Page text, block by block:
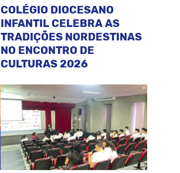
COLÉGIO DIOCESANO
INFANTIL CELEBRA AS
TRADIÇÕES NORDESTINAS
NO ENCONTRO DE
CULTURAS 2026